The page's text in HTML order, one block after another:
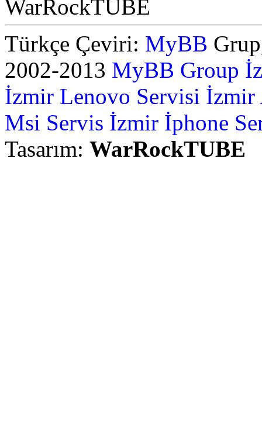
WarRockTUBE
Türkçe Çeviri: MyBB
2002-2013 MyBB Group
İzmir Lenovo Servisi İzmir
Msi Servis İzmir İphone
Tasarım: WarRockTUBE